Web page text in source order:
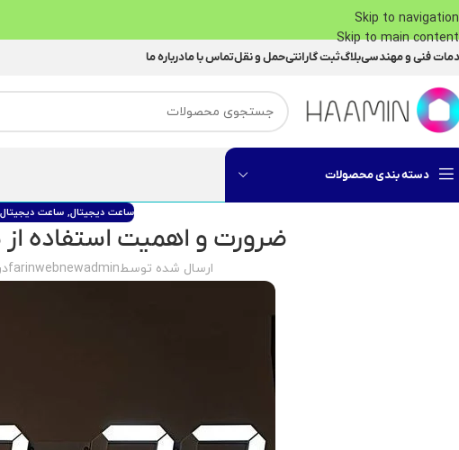
Skip to navigation
Skip to main content
فنی و مهندسیبلاگثبت گارانتیحمل و نقلتماس با مادرباره ما
دسته بندی محصولات
ساعت دیجیتال,ساعت
ضرورت و اهمیت استفاده
ارسال شده توسطfarinwebnewadmin